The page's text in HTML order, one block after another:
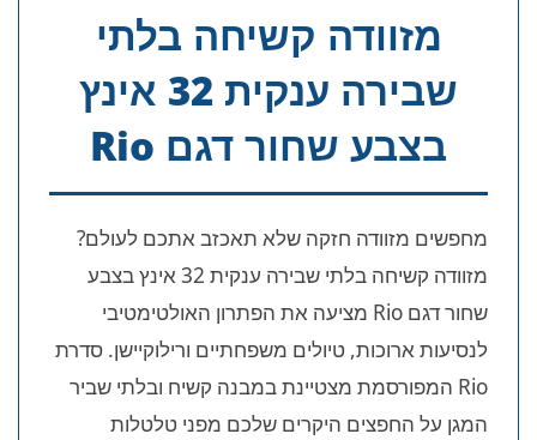
מזוודה קשיחה בלתי
שבירה ענקית 32 אינץ
בצבע שחור דגם Rio
מחפשים מזוודה חזקה שלא תאכזב אתכם לעולם?
מזוודה קשיחה בלתי שבירה ענקית 32 אינץ בצבע
שחור דגם Rio מציעה את הפתרון האולטימטיבי
לנסיעות ארוכות, טיולים משפחתיים ורילוקיישן. סדרת
Rio המפורסמת מצטיינת במבנה קשיח ובלתי שביר
המגן על החפצים היקרים שלכם מפני טלטלות